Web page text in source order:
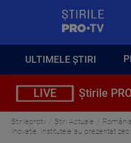
ULTIMELE ȘTIRI
LIVE Știrile
Stirileprotv Știri Actuale
Inovație. Institutele au prezentat